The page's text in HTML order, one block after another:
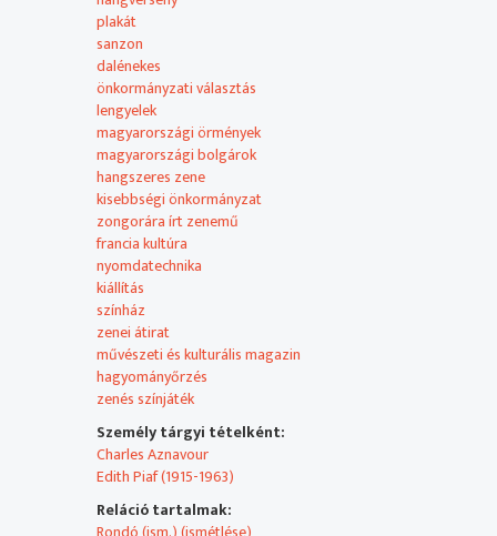
látogatókat kedd-szerda-csütörtöki napokon 12-16
Nyelv:
lengyel
Eredeti gyártási év: 2014
Szerzők és alkotók:
Agárdi Elektra, Felelős szerkesztő
Agárdi Elektra, Műsorvezető
Agárdi Elektra, Szerkesztő
Boda János, Felvételvezető
Bolega Gábor, Kameratechnikus
Kele Andor, Operatőr
Kósa László, Hangmérnök
Pálosi Ervin, Gyártásvezető
Pászti Rita, Rendező
Klebniczki György, zongoraművész
Urartu Örmény Nemzetiségi Színház, színházi előadás
Vizsolyi Lívia, fagottművész
Produkció közreműködői:
plakát
sanzon
dalénekes
önkormányzati választás
lengyelek
magyarországi örmények
magyarországi bolgárok
hangszeres zene
kisebbségi önkormányzat
zongorára írt zenemű
francia kultúra
nyomdatechnika
kiállítás
színház
zenei átirat
művészeti és kulturális magazin
hagyományőrzés
zenés színjáték
Személy tárgyi tételként:
Charles Aznavour
Edith Piaf (1915-1963)
Reláció tartalmak: